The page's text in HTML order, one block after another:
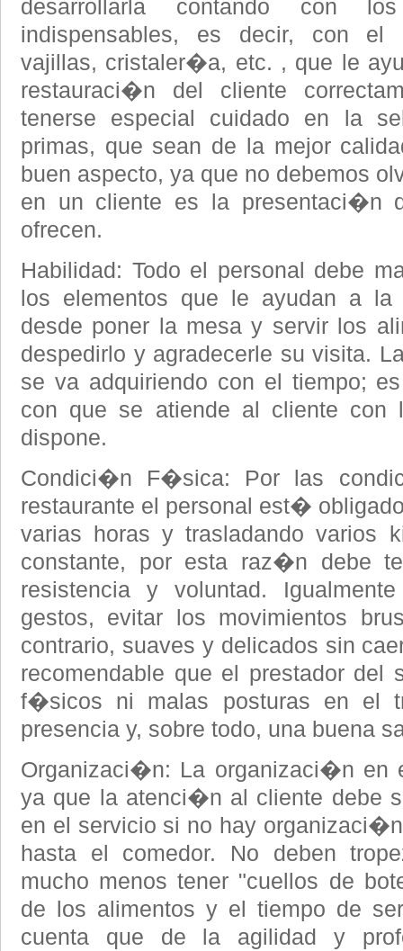
desarrollarla contando con
indispensables, es decir, con el
vajillas, cristaler�a, etc. , que le
restauraci�n del cliente
tenerse especial cuidado en la
primas, que sean de la mejor
buen aspecto, ya que no debemos
en un cliente es la presentaci�n
ofrecen.
Habilidad: Todo el personal debe
los elementos que le ayudan a
desde poner la mesa y servir los
despedirlo y agradecerle su visita.
se va adquiriendo con el tiempo;
con que se atiende al cliente con
dispone.
Condici�n F�sica: Por las
restaurante el personal est�
varias horas y trasladando varios
constante, por esta raz�n debe
resistencia y voluntad.
gestos, evitar los movimientos
contrario, suaves y delicados sin
recomendable que el prestador del
f�sicos ni malas posturas en el
presencia y, sobre todo, una buena
Organizaci�n: La organizaci�n en
ya que la atenci�n al cliente debe
en el servicio si no hay
hasta el comedor. No deben
mucho menos tener "cuellos de
de los alimentos y el tiempo de
cuenta que de la agilidad y